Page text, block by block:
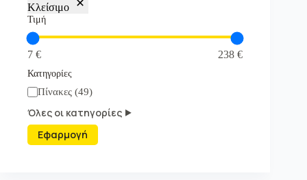
Κλείσιμο
Τιμή
7 € 238 €
Κατηγορίες
Κατηγορία
Πίνακες (49)
Όλες οι κατηγορίες ⯈
Εφαρμογή